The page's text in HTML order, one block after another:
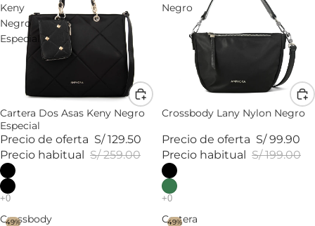
Keny
Negro
Especial
Cartera Dos Asas Keny Negro
Especial
Precio de oferta S/ 129.50
Precio habitual S/ 259.00
Negro
Crossbody Lany Nylon Negro
Precio de oferta S/ 99.90
Precio habitual S/ 199.00
Crossbody
49%
Cartera
49%